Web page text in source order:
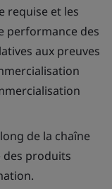
requise et les
performance des
aux preuves
de la chaîne
produits